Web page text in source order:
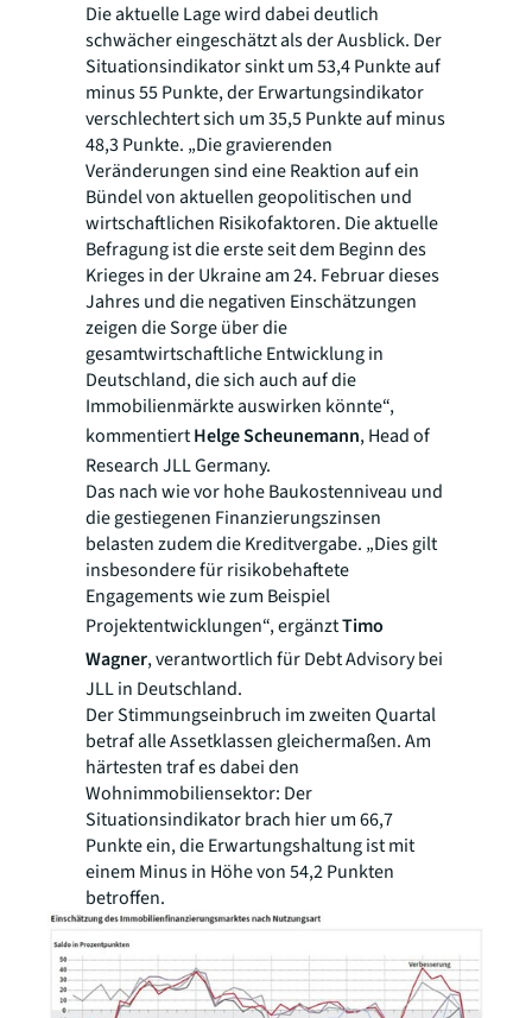
Die aktuelle Lage wird dabei deutlich
schwächer eingeschätzt als der Ausblick. Der
Situationsindikator sinkt um 53,4 Punkte auf
minus 55 Punkte, der Erwartungsindikator
verschlechtert sich um 35,5 Punkte auf minus
48,3 Punkte. „Die gravierenden
Veränderungen sind eine Reaktion auf ein
Bündel von aktuellen geopolitischen und
wirtschaftlichen Risikofaktoren. Die aktuelle
Befragung ist die erste seit dem Beginn des
Krieges in der Ukraine am 24. Februar dieses
Jahres und die negativen Einschätzungen
zeigen die Sorge über die
gesamtwirtschaftliche Entwicklung in
Deutschland, die sich auch auf die
Immobilienmärkte auswirken könnte“,
kommentiertHelge Scheunemann, Head of
Research JLL Germany.
Das nach wie vor hohe Baukostenniveau und
die gestiegenen Finanzierungszinsen
belasten zudem die Kreditvergabe. „Dies gilt
insbesondere für risikobehaftete
Engagements wie zum Beispiel
Projektentwicklungen“, ergänztTimo
Wagner, verantwortlich für Debt Advisory bei
JLL in Deutschland.
Der Stimmungseinbruch im zweiten Quartal
betraf alle Assetklassen gleichermaßen. Am
härtesten traf es dabei den
Wohnimmobiliensektor: Der
Situationsindikator brach hier um 66,7
Punkte ein, die Erwartungshaltung ist mit
einem Minus in Höhe von 54,2 Punkten
betroffen.